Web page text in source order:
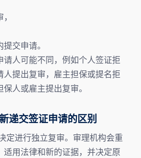
交申请。
请人可能不同，例如个人签证拒
人提出复审，雇主担保或提名拒
人或雇主提出复审。
递交签证申请的区别
定进行独立复审。审理机构会重
适用法律和新的证据，并决定原